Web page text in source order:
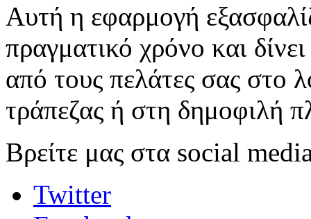
Αυτή η εφαρμογή
πραγματικό χρόνο και
από τους πελάτες σας στο
τράπεζας ή στη δημοφιλή
Βρείτε μας στα social
Twitter